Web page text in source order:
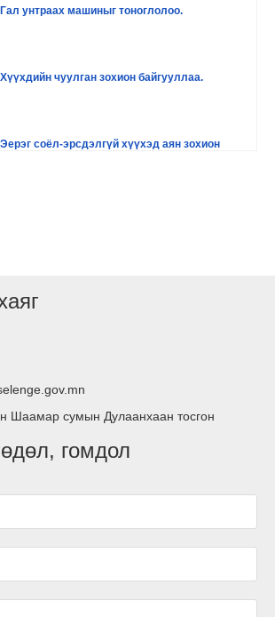
Гал унтраах машиныг тоноглолоо.
Хүүхдийн чуулган зохион байгууллаа.
Эерэг соёл-эрсдэлгүй хүүхэд аян зохион
Шаамар сумын Дулаанхаан тосгон
гомдол